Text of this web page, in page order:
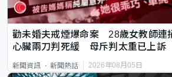
勸未婚夫戒煙爆命案 28歲女教師連
心臟兩刀判死緩 母斥判太重已上訴
新聞資訊 新聞熱話 2026年08月05日